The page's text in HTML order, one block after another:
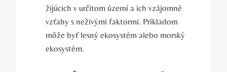
žijúcich v určitom území a ⁢ich vzájomné
⁢vzťahy s neživými‌ faktormi. Príkladom
môže ‌byť lesný⁢ ekosystém alebo morský
ekosystém.